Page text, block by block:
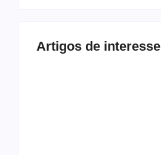
Artigos de interesse